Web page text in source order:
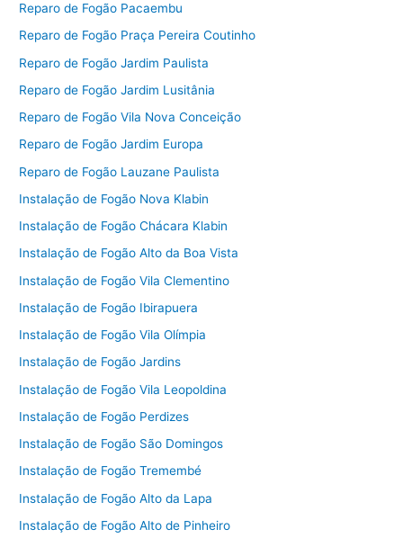
Reparo de Fogão Pacaembu
Reparo de Fogão Praça Pereira Coutinho
Reparo de Fogão Jardim Paulista
Reparo de Fogão Jardim Lusitânia
Reparo de Fogão Vila Nova Conceição
Reparo de Fogão Jardim Europa
Reparo de Fogão Lauzane Paulista
Instalação de Fogão Nova Klabin
Instalação de Fogão Chácara Klabin
Instalação de Fogão Alto da Boa Vista
Instalação de Fogão Vila Clementino
Instalação de Fogão Ibirapuera
Instalação de Fogão Vila Olímpia
Instalação de Fogão Jardins
Instalação de Fogão Vila Leopoldina
Instalação de Fogão Perdizes
Instalação de Fogão São Domingos
Instalação de Fogão Tremembé
Instalação de Fogão Alto da Lapa
Instalação de Fogão Alto de Pinheiro